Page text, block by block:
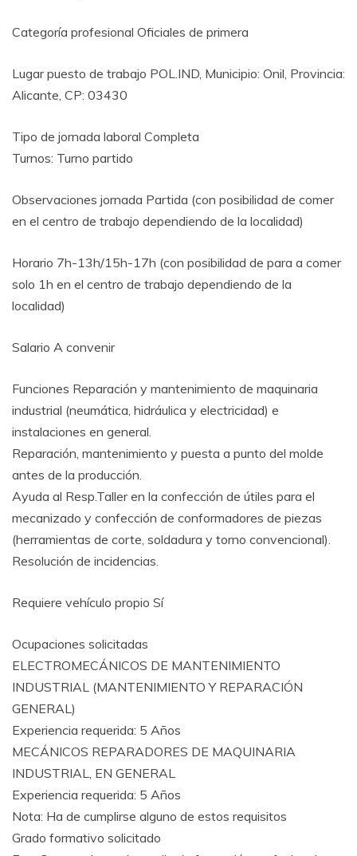
Categoría profesional Oficiales de primera
Lugar puesto de trabajo POL.IND, Municipio: Onil, Provincia:
Alicante, CP: 03430
Tipo de jornada laboral Completa
Turnos: Turno partido
Observaciones jornada Partida (con posibilidad de comer
en el centro de trabajo dependiendo de la localidad)
Horario 7h-13h/15h-17h (con posibilidad de para a comer
solo 1h en el centro de trabajo dependiendo de la
localidad)
Salario A convenir
Funciones Reparación y mantenimiento de maquinaria
industrial (neumática, hidráulica y electricidad) e
instalaciones en general.
Reparación, mantenimiento y puesta a punto del molde
antes de la producción.
Ayuda al Resp.Taller en la confección de útiles para el
mecanizado y confección de conformadores de piezas
(herramientas de corte, soldadura y torno convencional).
Resolución de incidencias.
Requiere vehículo propio Sí
Ocupaciones solicitadas
ELECTROMECÁNICOS DE MANTENIMIENTO
INDUSTRIAL (MANTENIMIENTO Y REPARACIÓN
GENERAL)
Experiencia requerida: 5 Años
MECÁNICOS REPARADORES DE MAQUINARIA
INDUSTRIAL, EN GENERAL
Experiencia requerida: 5 Años
Nota: Ha de cumplirse alguno de estos requisitos
Grado formativo solicitado